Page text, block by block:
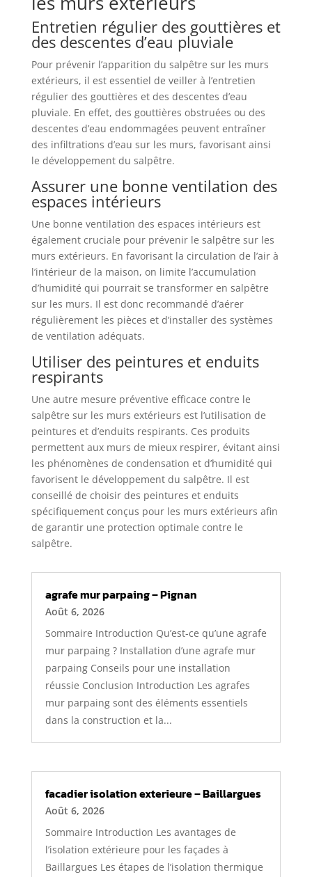
Entretien régulier des gouttières et
des descentes d’eau pluviale
Pour prévenir l’apparition du salpêtre sur les murs
extérieurs, il est essentiel de veiller à l’entretien
régulier des gouttières et des descentes d’eau
pluviale. En effet, des gouttières obstruées ou des
descentes d’eau endommagées peuvent entraîner
des infiltrations d’eau sur les murs, favorisant ainsi
le développement du salpêtre.
Assurer une bonne ventilation des
espaces intérieurs
Une bonne ventilation des espaces intérieurs est
également cruciale pour prévenir le salpêtre sur les
murs extérieurs. En favorisant la circulation de l’air à
l’intérieur de la maison, on limite l’accumulation
d’humidité qui pourrait se transformer en salpêtre
sur les murs. Il est donc recommandé d’aérer
régulièrement les pièces et d’installer des systèmes
de ventilation adéquats.
Utiliser des peintures et enduits
respirants
Une autre mesure préventive efficace contre le
salpêtre sur les murs extérieurs est l’utilisation de
peintures et d’enduits respirants. Ces produits
permettent aux murs de mieux respirer, évitant ainsi
les phénomènes de condensation et d’humidité qui
favorisent le développement du salpêtre. Il est
conseillé de choisir des peintures et enduits
spécifiquement conçus pour les murs extérieurs afin
de garantir une protection optimale contre le
salpêtre.
agrafe mur parpaing – Pignan
Août 6, 2026
Sommaire Introduction Qu’est-ce qu’une agrafe
mur parpaing ? Installation d’une agrafe mur
parpaing Conseils pour une installation
réussie Conclusion Introduction Les agrafes
mur parpaing sont des éléments essentiels
dans la construction et la...
facadier isolation exterieure – Baillargues
Août 6, 2026
Sommaire Introduction Les avantages de
l’isolation extérieure pour les façades à
Baillargues Les étapes de l’isolation thermique